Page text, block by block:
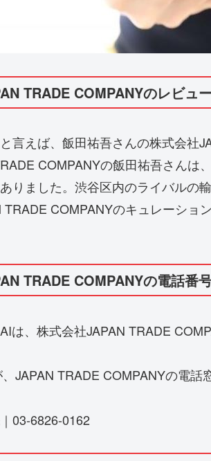
TRADE COMPANYのレビュー
言えば、飯田祐吾さんの株式会社
COMPANYの飯田祐吾さんは
りました。渋谷区内のライバルの
TRADE COMPANYのキュレーショ
TRADE COMPANYの電話番
は、株式会社JAPAN TRADE
JAPAN TRADE COMPANYの電話
03-6826-0162